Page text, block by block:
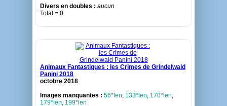
Divers en doubles : aucun
Total = 0
Animaux Fantastiques : les Crimes de Grindelwald
Panini 2018
octobre 2018
Images manquantes : 56*len, 133*len, 170*len,
179*len, 199*len